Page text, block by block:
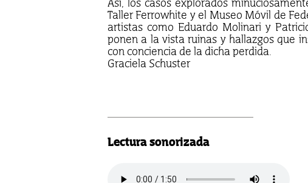
Así, los casos explorados
Taller Ferrowhite y el Museo Móvil de
artistas como Eduardo Molinari y
ponen a la vista ruinas y hallazgos que
con conciencia de la dicha perdida.
Graciela Schuster
Lectura sonorizada